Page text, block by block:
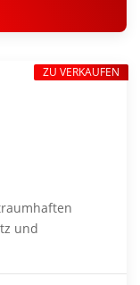
und
ZU VERKAUFEN